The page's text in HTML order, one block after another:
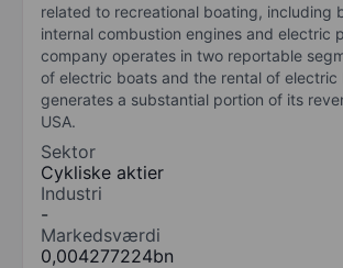
related to recreational boating, including
internal combustion engines and electric
company operates in two reportable
of electric boats and the rental of electric
generates a substantial portion of its
USA.
Sektor
Cykliske aktier
Industri
-
Markedsværdi
0,004277224bn